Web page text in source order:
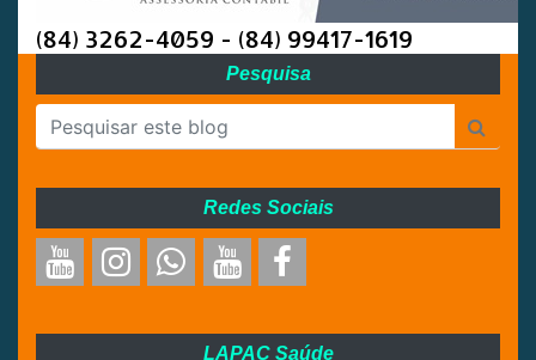
(84) 3262-4059 - (84) 99417-1619
Pesquisa
Redes Sociais
LAPAC Saúde